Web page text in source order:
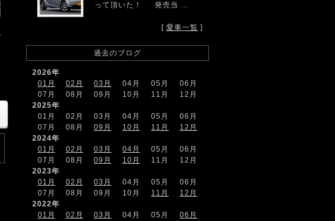
って頂いた！ 発売当 ...
[ 愛車一覧 ]
過去のブログ
2026年
01月
02月 03月 04月 05月
06月
07月
08月 09月 10月 11月
12月
2025年
01月
02月 03月 04月 05月
06月
07月
08月 09月 10月 11月
12月
2024年
01月
02月 03月 04月 05月
06月
07月
08月 09月 10月 11月
12月
2023年
01月
02月 03月 04月 05月
06月
07月
08月 09月 10月 11月
12月
2022年
01月
02月 03月 04月 05月
06月